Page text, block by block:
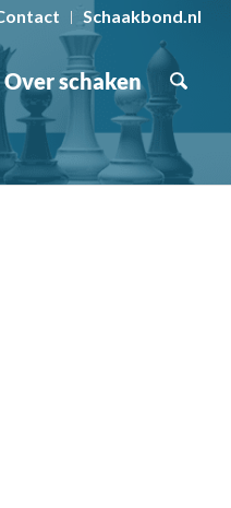
Schaakbond.nl
Over schaken